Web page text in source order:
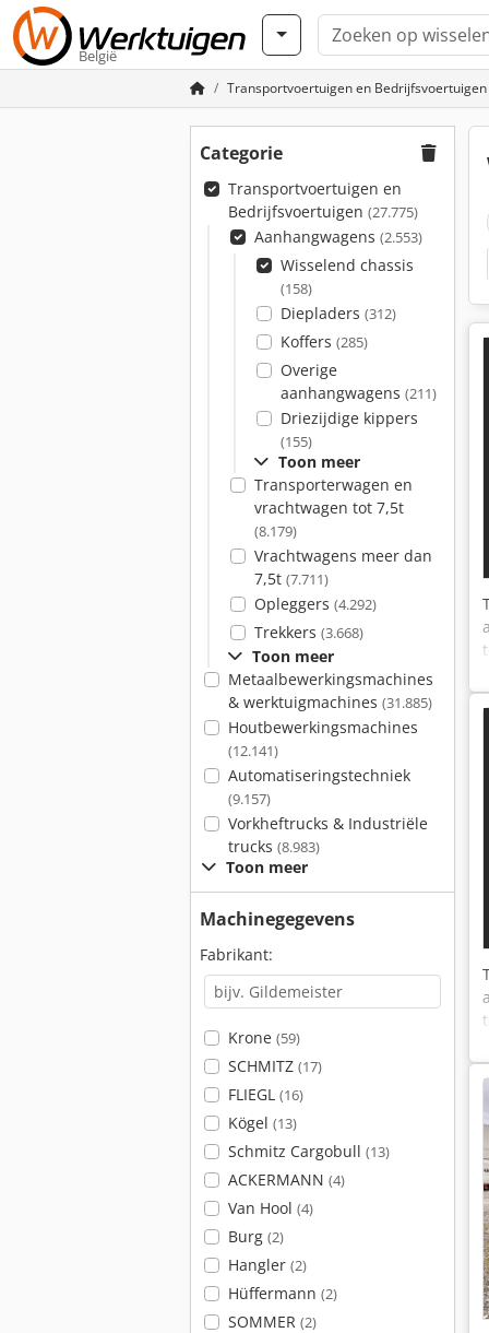
België
Transportvoertuigen en Bedrijfsvoertuigen
Categorie
Transportvoertuigen en
Bedrijfsvoertuigen (27.775)
Aanhangwagens (2.553)
Wisselend chassis
(158)
Diepladers (312)
Koffers (285)
Overige
aanhangwagens (211)
Driezijdige kippers
(155)
Toon meer
Transporterwagen en
vrachtwagen tot 7,5t
(8.179)
Vrachtwagens meer dan
7,5t (7.711)
Opleggers (4.292)
Trekkers (3.668)
Toon meer
Metaalbewerkingsmachines
& werktuigmachines (31.885)
Houtbewerkingsmachines
(12.141)
Automatiseringstechniek
(9.157)
Vorkheftrucks & Industriële
trucks (8.983)
Toon meer
Machinegegevens
Fabrikant:
Krone (59)
SCHMITZ (17)
FLIEGL (16)
Kögel (13)
Schmitz Cargobull (13)
ACKERMANN (4)
Van Hool (4)
Burg (2)
Hangler (2)
Hüffermann (2)
SOMMER (2)